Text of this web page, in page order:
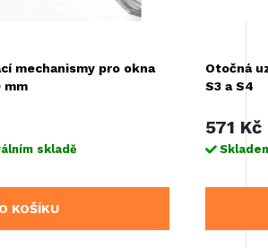
mechanismy pro okna
mm
skladě
KOŠÍKU
Otočná
S3 a S4
571 Kč